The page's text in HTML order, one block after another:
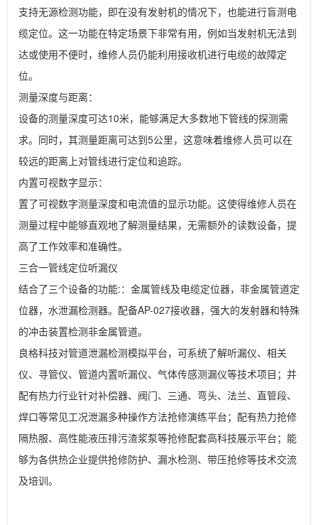
支持无源检测功能，即在没有发射机的情况下，也能进行盲测电
缆定位。这一功能在特定场景下非常有用，例如当发射机无法到
达或使用不便时，维修人员仍能利用接收机进行电缆的故障定
位。
测量深度与距离：
设备的测量深度可达10米，能够满足大多数地下管线的探测需
求。同时，其测量距离可达到5公里，这意味着维修人员可以在
较远的距离上对管线进行定位和追踪。
内置可视数字显示：
置了可视数字测量深度和电流值的显示功能。这使得维修人员在
测量过程中能够直观地了解测量结果，无需额外的读数设备，提
高了工作效率和准确性。
三合一管线定位听漏仪
结合了三个设备的功能:：金属管线及电缆定位器，非金属管道定
位器，水泄漏检测器。配备AP-027接收器，强大的发射器和特殊
的冲击装置检测非金属管道。
良格科技对管道泄漏检测模拟平台，可系统了解听漏仪、相关
仪、寻管仪、管道内置听漏仪、气体传感测漏仪等技术项目；并
配有热力行业针对补偿器、阀门、三通、弯头、法兰、直管段、
焊口等常见工况泄漏多种操作方法抢修演练平台；配有热力抢修
隔热服、高性能液压排污渣浆泵等抢修配套高科技展示平台；能
够为各供热企业提供抢修防护、漏水检测、带压抢修等技术交流
及培训。